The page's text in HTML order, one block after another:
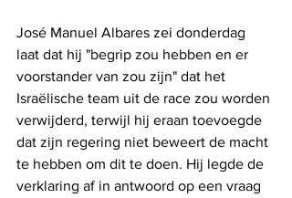
José Manuel Albares zei donderdag
laat dat hij "begrip zou hebben en er
voorstander van zou zijn" dat het
Israëlische team uit de race zou worden
verwijderd, terwijl hij eraan toevoegde
dat zijn regering niet beweert de macht
te hebben om dit te doen. Hij legde de
verklaring af in antwoord op een vraag